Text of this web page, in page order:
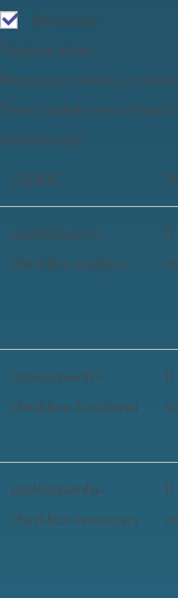
Necessary
Toujours activé
Necessary cookies are
These cookies ensure
anonymously.
COOKIE
cookielawinfo-
checkbox-analytics
11
cookielawinfo-
checkbox-functional
11
cookielawinfo-
checkbox-necessary
11